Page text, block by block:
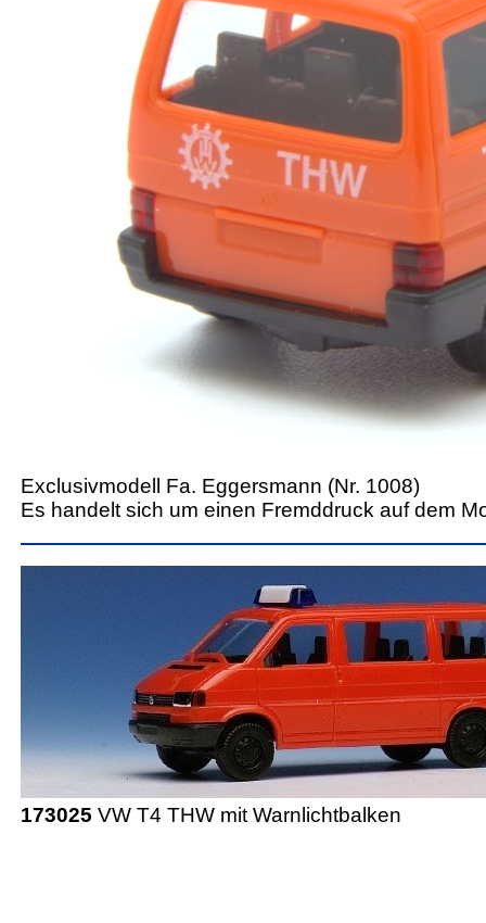
Exclusivmodell Fa. Eggersmann (Nr. 1008)
Es handelt sich um einen Fremddruck auf dem
173025 VW T4 THW mit Warnlichtbalken